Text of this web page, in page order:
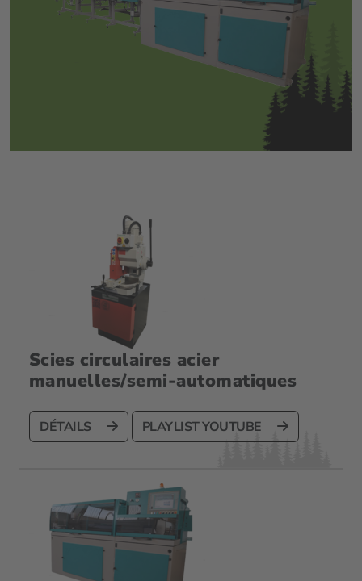
Scies circulaires acier
manuelles/semi-automatiques
DÉTAILS PLAYLIST YOUTUBE